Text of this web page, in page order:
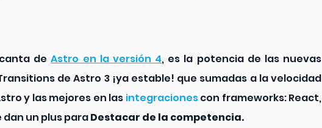
de Astro en la versión 4, es la potencia de las nuevas
de Astro 3 ¡ya estable! que sumadas a la velocidad
y las mejores en las integraciones con frameworks: React,
dan un plus para Destacar de la competencia.